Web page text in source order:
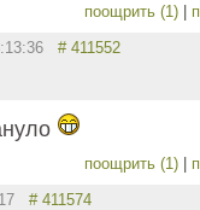
поощрить (1) |
# 411552
поощрить (1) |
# 411574